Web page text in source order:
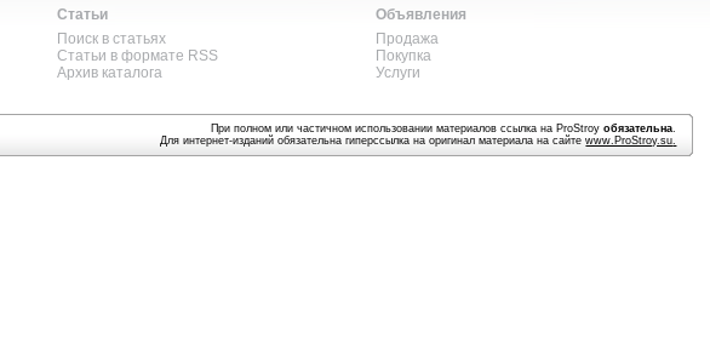
Статьи
Поиск в статьях
Статьи в формате RSS
Архив каталога
Объявления
Продажа
Покупка
Услуги
При полном или частичном использовании материалов ссылка на ProStroyобязательна.
Для интернет-изданий обязательна гиперссылка на оригинал материала на сайтеwww.ProStroy.su.